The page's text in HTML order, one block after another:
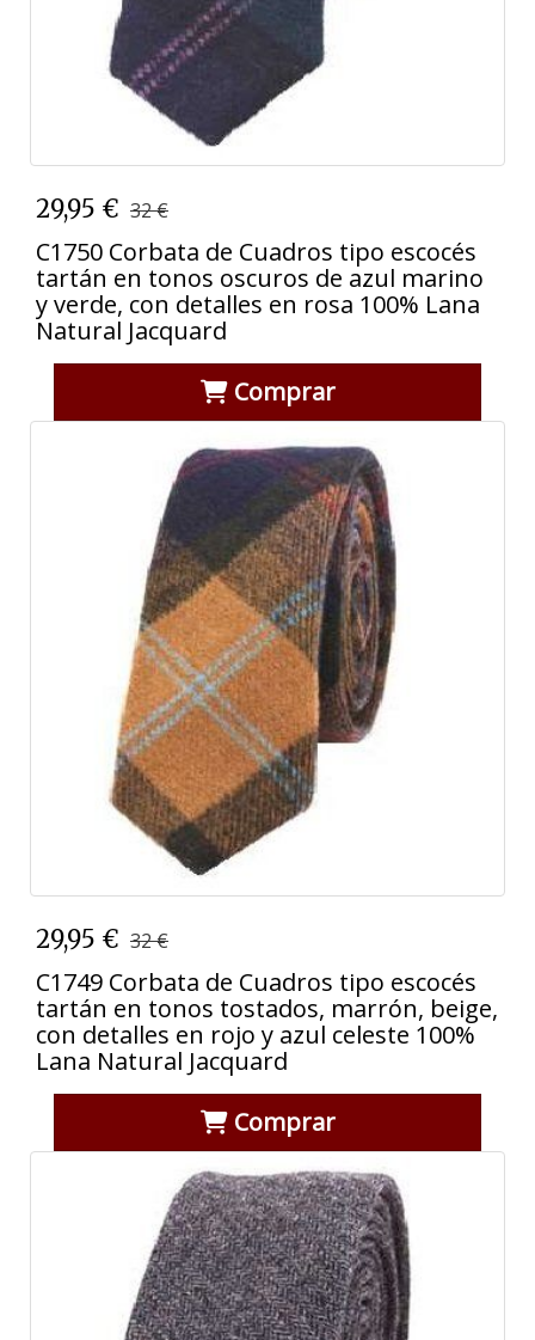
29,95 € 32 €
C1750 Corbata de Cuadros tipo escocés
tartán en tonos oscuros de azul marino
y verde, con detalles en rosa 100% Lana
Natural Jacquard
Comprar
29,95 € 32 €
C1749 Corbata de Cuadros tipo escocés
tartán en tonos tostados, marrón, beige,
con detalles en rojo y azul celeste 100%
Lana Natural Jacquard
Comprar